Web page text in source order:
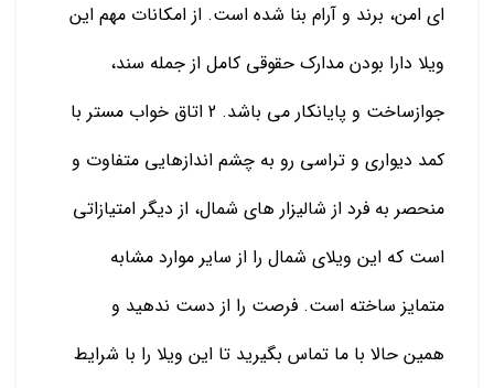
ای امن، برند و آرام بنا شده است. از امکانات مهم این
ویلا دارا بودن مدارک حقوقی کامل از جمله سند،
جوازساخت و پایانکار می باشد. 2 اتاق خواب مستر با
کمد دیواری و تراسی رو به چشم اندازهایی متفاوت و
منحصر به فرد از شالیزار های شمال، از دیگر امتیازاتی
است که این ویلای شمال را از سایر موارد مشابه
متمایز ساخته است. فرصت را از دست ندهید و
همین حالا با ما تماس بگیرید تا این ویلا را با شرایط